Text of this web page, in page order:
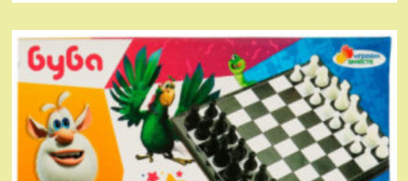
Детский
электромобиль
RiverToys
F888FF
красный